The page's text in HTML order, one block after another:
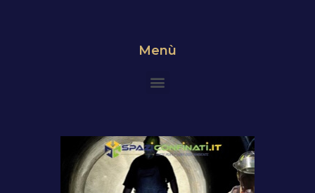
Menù